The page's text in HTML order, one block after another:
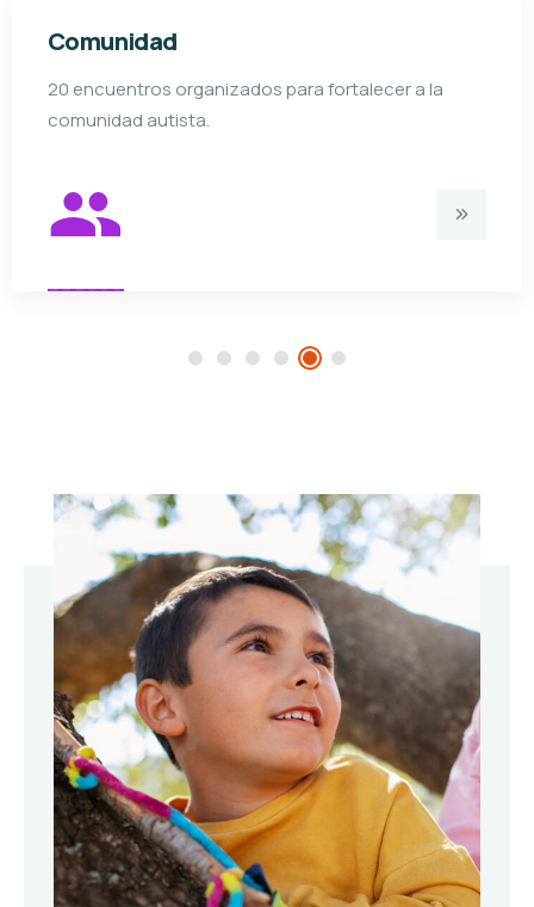
Comunidad
20 encuentros organizados para fortalecer a la
comunidad autista.